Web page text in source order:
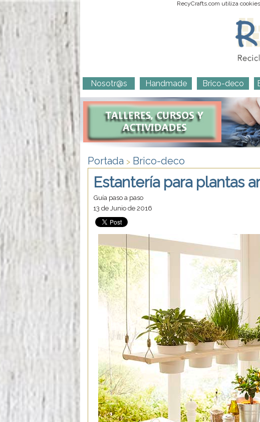
RecyCrafts.com utiliza
Nosotr@s Handmade Brico-deco
Portada > Brico-deco
Estantería para plantas
Guía paso a paso
13 de Junio de 2016